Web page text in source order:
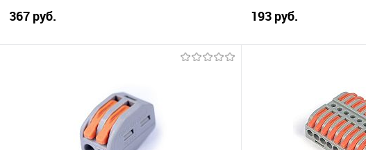
367 руб.
Сравнение
193 руб.
Купить в 1 клик
В избранное